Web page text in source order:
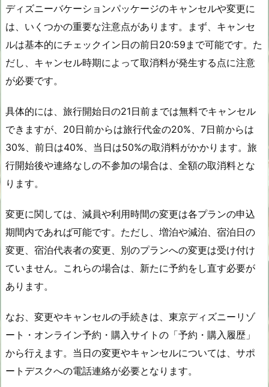
ディズニーバケーションパッケージのキャンセルや変更に
は、いくつかの重要な注意点があります。まず、キャンセ
ルは基本的にチェックイン日の前日20:59まで可能です。た
だし、キャンセル時期によって取消料が発生する点に注意
が必要です。
具体的には、旅行開始日の21日前までは無料でキャンセル
できますが、20日前からは旅行代金の20%、7日前からは
30%、前日は40%、当日は50%の取消料がかかります。旅
行開始後や連絡なしの不参加の場合は、全額の取消料とな
ります。
変更に関しては、減員や利用時間の変更は各プランの申込
期間内であれば可能です。ただし、増泊や減泊、宿泊日の
変更、宿泊代表者の変更、別のプランへの変更は受け付け
ていません。これらの場合は、新たに予約をし直す必要が
あります。
なお、変更やキャンセルの手続きは、東京ディズニーリゾ
ート・オンライン予約・購入サイトの「予約・購入履歴」
から行えます。当日の変更やキャンセルについては、サポ
ートデスクへの電話連絡が必要となります。